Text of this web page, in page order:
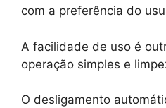
com a preferência do
A facilidade de uso é
operação simples e
O desligamento